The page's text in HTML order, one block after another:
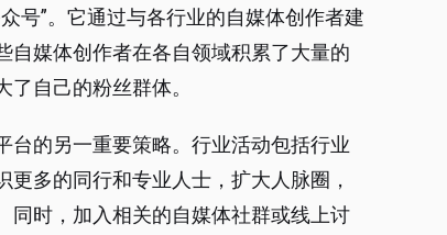
号”。它通过与各行业的自媒体创作者建
自媒体创作者在各自领域积累了大量的
自己的粉丝群体。
台的另一重要策略。行业活动包括行业
多的同行和专业人士，扩大人脉圈，
同时，加入相关的自媒体社群或线上讨